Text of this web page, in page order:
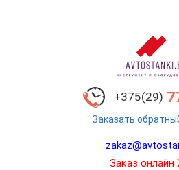
+375(29)
Заказать
Заказ онлайн